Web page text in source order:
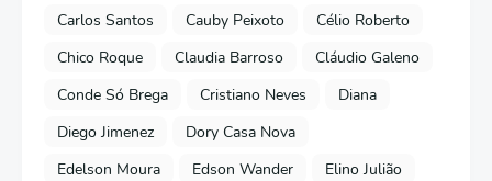
Carlos Santos
Cauby Peixoto
Célio Roberto
Chico Roque
Claudia Barroso
Cláudio Galeno
Conde Só Brega
Cristiano Neves
Diana
Diego Jimenez
Dory Casa Nova
Edelson Moura
Edson Wander
Elino Julião